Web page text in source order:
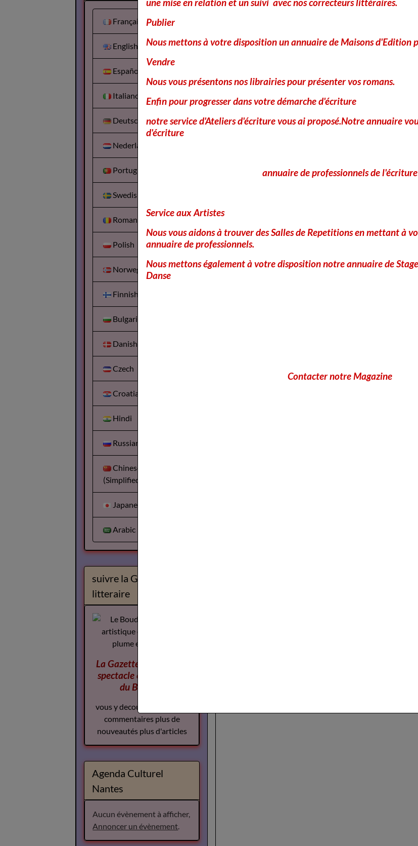
Français
English
Español
Italiano
Deutsch
Nederlands
Portuguesa
Swedish
Romanian
Polish
Norwegian
Finnish
Bulgarian
Danish
Czech
Croatian
Hindi
Russian
Chinese
(Simplified)
Japanese
Arabic
suivre la Gazette
litteraire
La Gazette des Arts du
spectaclecomplement
du Boudoir
vous y decouvrirez plus de
commentaires plus de
nouveautés plus d'articles
Agenda Culturel
Nantes
Aucun évènement à afficher,
Annoncer un évènement.
Publier
Nous mettons à votre disposition un annuaire de Maisons d'Edition
Vendre
Nous vous présentons nos librairies pour présenter vos romans.
Enfin pour progresser dans votre démarche d'écriture
notre service d'Ateliers d'écriture vous ai proposé.Notre annuaire
d'écriture
annuaire de professionnels de l'écriture
Service aux Artistes
Nous vous aidons à trouver des Salles de Repetitions en mettant à
annuaire de professionnels.
Nous mettons également à votre disposition notre annuaire de
Danse
Contacter notre Magazine